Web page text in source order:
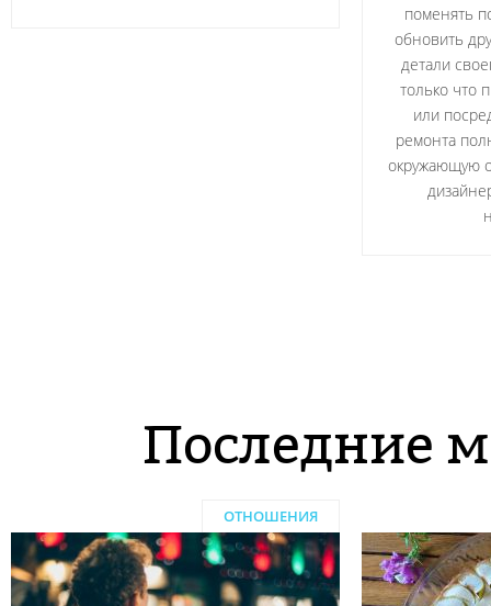
поменять
обновить
детали
только что
или
ремонта
окружающую
Последние
ОТНОШЕНИЯ